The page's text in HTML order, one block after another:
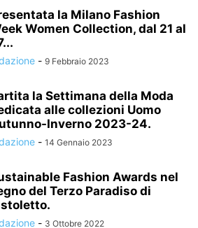
la Milano Fashion
Women Collection, dal 21 al
- 9 Febbraio 2023
la Settimana della Moda
alle collezioni Uomo
Inverno 2023-24.
- 14 Gennaio 2023
Fashion Awards nel
del Terzo Paradiso di
- 3 Ottobre 2022